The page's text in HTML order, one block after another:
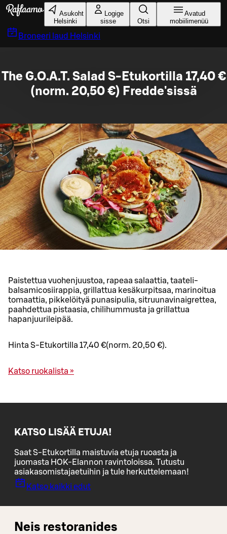
Liigu peamise sisu juurde
Asukoht
Helsinki
Logige
sisse
Otsi
Avatud
mobiilimenüü
Broneeri laud Helsinki
The G.O.A.T. Salad S-Etukortilla 17,40 €
(norm. 20,50 €) Fredde'sissä
Paistettua vuohenjuustoa, rapeaa salaattia, taateli-
balsamicosiirappia, grillattua kesäkurpitsaa, marinoitua
tomaattia, pikkelöityä punasipulia, sitruunavinaigrettea,
paahdettua pistaasia, chilihummusta ja grillattua
hapanjuurileipää.
Hinta S-Etukortilla 17,40 €(norm. 20,50 €).
Katso ruokalista »
KATSO LISÄÄ ETUJA!
Saat S-Etukortilla maistuvia etuja ruoasta ja
juomasta HOK-Elannon ravintoloissa. Tutustu
asiakasomistajaetuihin ja tule herkuttelemaan!
Katso kaikki edut
Neis restoranides